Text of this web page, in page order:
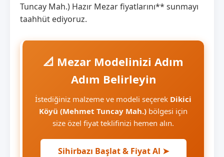
Tuncay Mah.) Hazır Mezar fiyatlarını** sunmayı
taahhüt ediyoruz.
📐 Mezar Modelinizi Adım
Adım Belirleyin
İstediğiniz malzeme ve modeli seçerek Dikici
Köyü (Mehmet Tuncay Mah.) bölgesi için
size özel fiyat teklifinizi hemen alın.
Sihirbazı Başlat & Fiyat Al ➤